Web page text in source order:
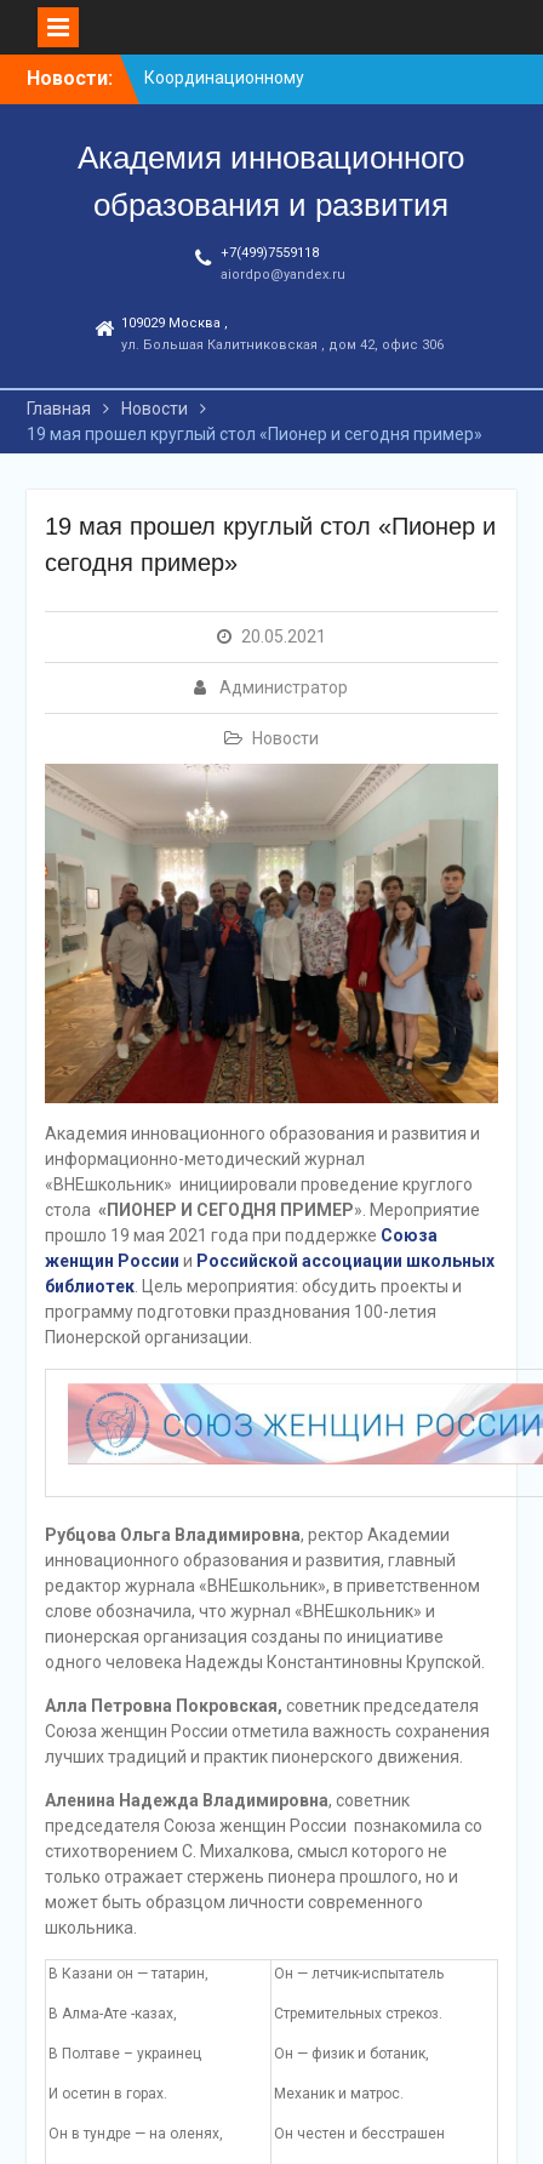
Новости:
Координационному
центру-25 лет!
группа
С юбилеем КЦ!
Академия инновационного
образования и развития
+7(499)7559118
aiordpo@yandex.ru
109029 Москва ,
ул. Большая Калитниковская , дом 42, офис 306
Главная
Новости
19 мая прошел круглый стол «Пионер и сегодня пример»
19 мая прошел круглый стол «Пионер и
сегодня пример»
20.05.2021
Администратор
Новости
Академия инновационного образования и развития и
информационно-методический журнал
«ВНЕшкольник» инициировали проведение круглого
стола «ПИОНЕР И СЕГОДНЯ ПРИМЕР». Мероприятие
прошло 19 мая 2021 года при поддержке Союза
женщин России и Российской ассоциации школьных
библиотек. Цель мероприятия: обсудить проекты и
программу подготовки празднования 100-летия
Пионерской организации.
Рубцова Ольга Владимировна, ректор Академии
инновационного образования и развития, главный
редактор журнала «ВНЕшкольник», в приветственном
слове обозначила, что журнал «ВНЕшкольник» и
пионерская организация созданы по инициативе
одного человека Надежды Константиновны Крупской.
Алла Петровна Покровская, советник председателя
Союза женщин России отметила важность сохранения
лучших традиций и практик пионерского движения.
Аленина Надежда Владимировна, советник
председателя Союза женщин России познакомила со
стихотворением С. Михалкова, смысл которого не
только отражает стержень пионера прошлого, но и
может быть образцом личности современного
школьника.
В Казани он — татарин,
В Алма-Ате -казах,
В Полтаве – украинец
И осетин в горах.
Он в тундре — на оленях,
Он — летчик-испытатель
Стремительных стрекоз.
Он — физик и ботаник,
Механик и матрос.
Он честен и бесстрашен